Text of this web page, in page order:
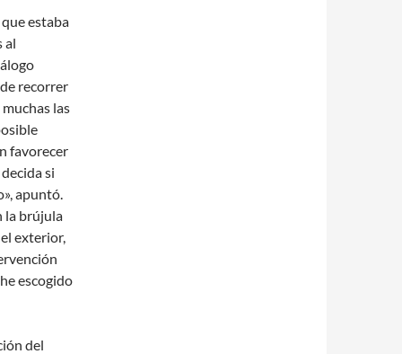
estaba
al
recorrer
las
favorecer
si
apuntó.
la brújula
exterior,
escogido
del